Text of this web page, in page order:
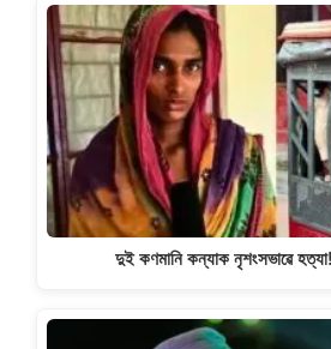
দুই কণমানি কন্যাক নৃশংসভাৱে